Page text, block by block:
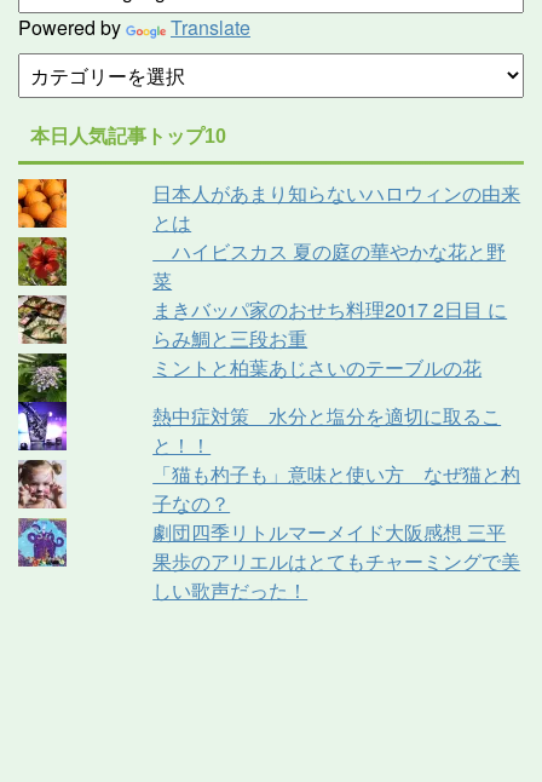
Powered by Translate
本日人気記事トップ10
日本人があまり知らないハロウィンの由来
とは
ハイビスカス 夏の庭の華やかな花と野
菜
まきバッパ家のおせち料理2017 2日目 に
らみ鯛と三段お重
ミントと柏葉あじさいのテーブルの花
熱中症対策 水分と塩分を適切に取るこ
と！！
「猫も杓子も」意味と使い方 なぜ猫と杓
子なの？
劇団四季リトルマーメイド大阪感想 三平
果歩のアリエルはとてもチャーミングで美
しい歌声だった！